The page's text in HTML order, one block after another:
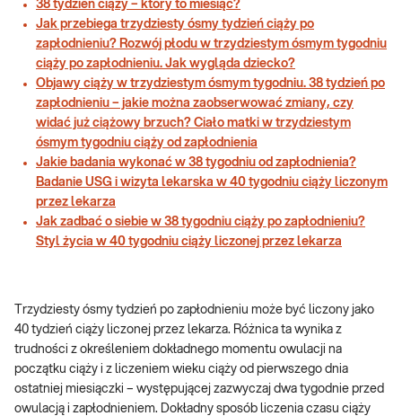
38 tydzień ciąży – który to miesiąc?
Jak przebiega trzydziesty ósmy tydzień ciąży po
zapłodnieniu? Rozwój płodu w trzydziestym ósmym tygodniu
ciąży po zapłodnieniu. Jak wygląda dziecko?
Objawy ciąży w trzydziestym ósmym tygodniu. 38 tydzień po
zapłodnieniu – jakie można zaobserwować zmiany, czy
widać już ciążowy brzuch? Ciało matki w trzydziestym
ósmym tygodniu ciąży od zapłodnienia
Jakie badania wykonać w 38 tygodniu od zapłodnienia?
Badanie USG i wizyta lekarska w 40 tygodniu ciąży liczonym
przez lekarza
Jak zadbać o siebie w 38 tygodniu ciąży po zapłodnieniu?
Styl życia w 40 tygodniu ciąży liczonej przez lekarza
Trzydziesty ósmy tydzień po zapłodnieniu może być liczony jako
40 tydzień ciąży liczonej przez lekarza. Różnica ta wynika z
trudności z określeniem dokładnego momentu owulacji na
początku ciąży i z liczeniem wieku ciąży od pierwszego dnia
ostatniej miesiączki – występującej zazwyczaj dwa tygodnie przed
owulacją i zapłodnieniem. Dokładny sposób liczenia czasu ciąży